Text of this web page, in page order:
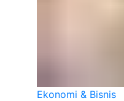
Ekonomi & Bisnis